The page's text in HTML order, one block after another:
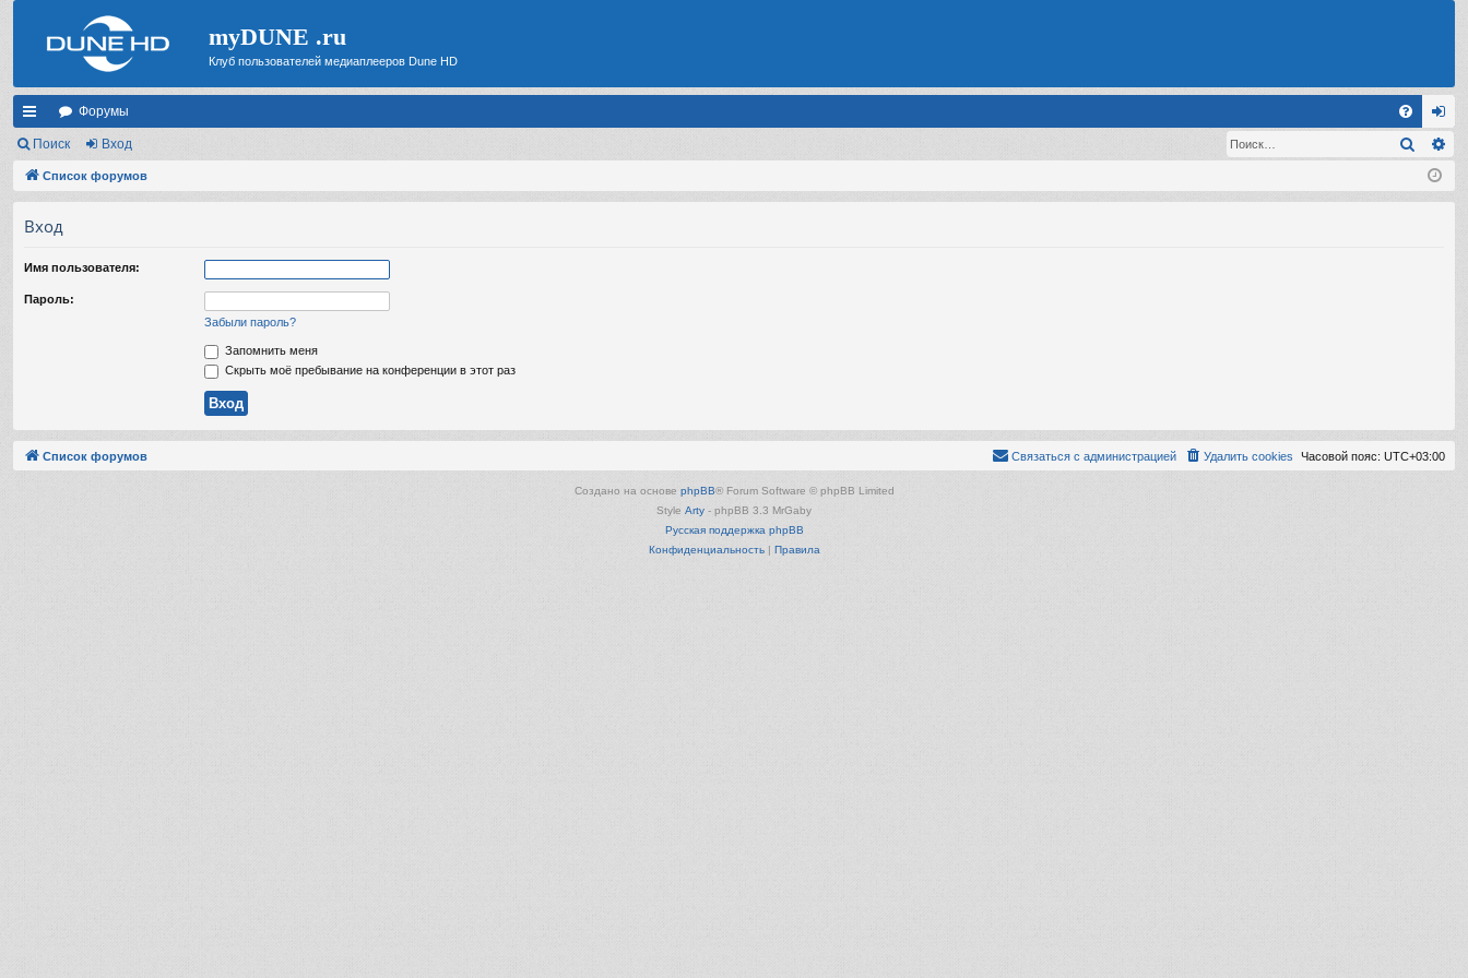
myDUNE .ru
Клуб пользователей медиаплееров Dune HD
с
ы
Форумы
FA хо
д
Поиск Вход Поиск
Список форумов
Вход
Имя пользователя:
Пароль:
Забыли пароль?
Запомнить меня
Скрыть моё пребывание на конференции в этот раз
Список форумов Часовой пояс: UTC+03:00
Удалить cookies
Связаться с администрацией
Создано на основе phpBB® Forum Software © phpBB Limited
Style Arty - phpBB 3.3 MrGaby
Русская поддержка phpBB
Конфиденциальность| Правила